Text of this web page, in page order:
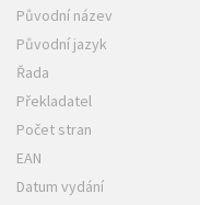
Původní název
Původní jazyk
Řada
Překladatel
Počet stran
EAN
Datum vydání